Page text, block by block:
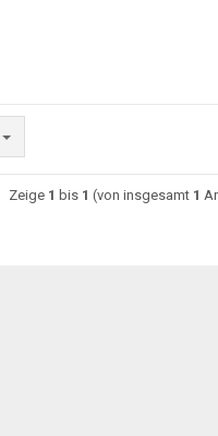
Zeige 1 bis 1 (von insgesamt 1